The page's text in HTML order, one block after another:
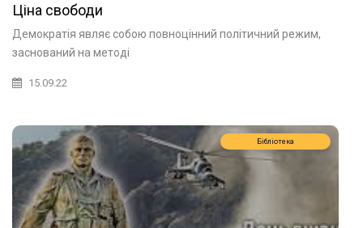
Ціна свободи
Демократія являє собою повноцінний політичний режим,
заснований на методі
15.09.22
Бібліотека